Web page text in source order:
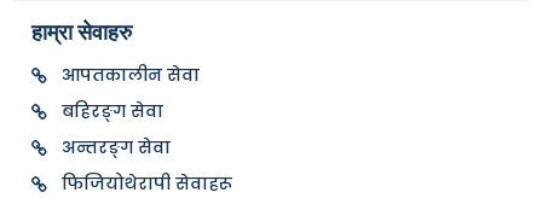
हाम्रा सेवाहरु
आपतकालीन सेवा
बहिरङ्ग सेवा
अन्तरङ्ग सेवा
फिजियोथेरापी सेवाहरू